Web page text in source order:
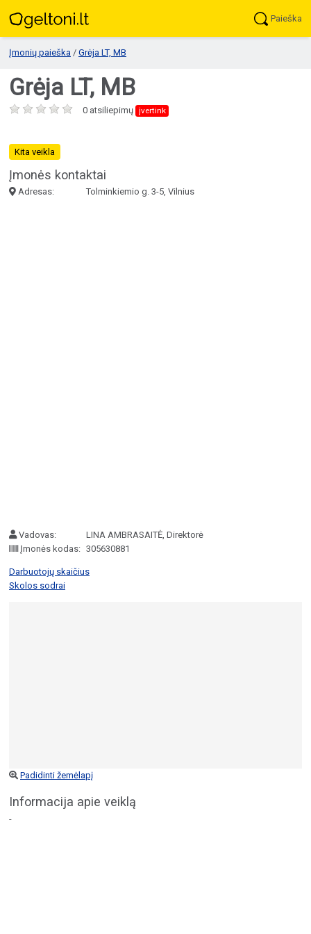
Paieška
Įmonių paieška / Grėja LT, MB
Grėja LT, MB
0 atsiliepimų įvertink
Kita veikla
Įmonės kontaktai
Adresas: Tolminkiemio g. 3-5, Vilnius
Vadovas:
LINA AMBRASAITĖ, Direktorė
Įmonės kodas: 305630881
Darbuotojų skaičius
Skolos sodrai
Padidinti žemėlapį
Informacija apie veiklą
-